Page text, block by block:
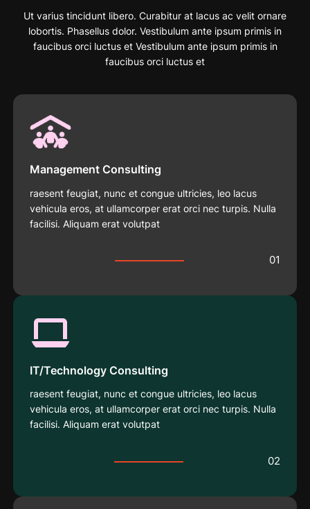
Ut varius tincidunt libero. Curabitur at lacus ac velit ornare
lobortis. Phasellus dolor. Vestibulum ante ipsum primis in
faucibus orci luctus et Vestibulum ante ipsum primis in
faucibus orci luctus et
Management Consulting
raesent feugiat, nunc et congue ultricies, leo lacus
vehicula eros, at ullamcorper erat orci nec turpis. Nulla
facilisi. Aliquam erat volutpat
01
IT/Technology Consulting
raesent feugiat, nunc et congue ultricies, leo lacus
vehicula eros, at ullamcorper erat orci nec turpis. Nulla
facilisi. Aliquam erat volutpat
02